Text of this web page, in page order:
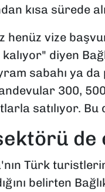
kısa sürede
henüz vize
kalıyor" diyen
sabahı ya
300,
satılıyor.
Türk
belirten